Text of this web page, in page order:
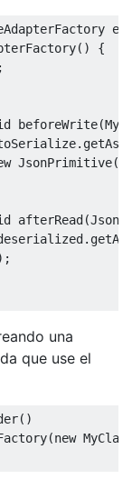
()
{
beforeWrite(
.
JsonPrimitive(
afterRead(
.
una
que use el
()
(new